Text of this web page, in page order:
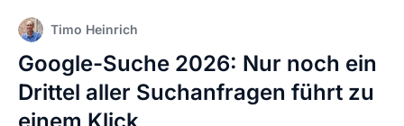
Timo Heinrich
Google-Suche 2026: Nur noch ein
Drittel aller Suchanfragen führt zu